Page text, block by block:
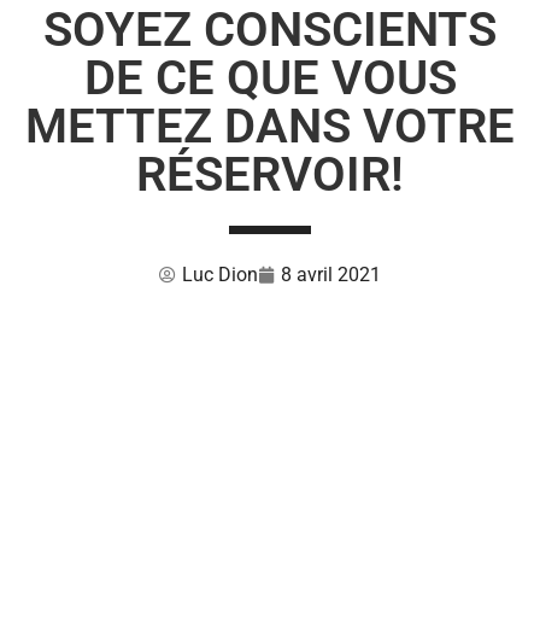
SOYEZ CONSCIENTS
DE CE QUE VOUS
METTEZ DANS VOTRE
RÉSERVOIR!
Luc Dion 8 avril 2021